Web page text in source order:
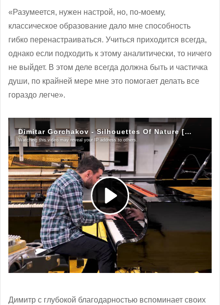
«Разумеется, нужен настрой, но, по-моему,
классическое образование дало мне способность
гибко перенастраиваться. Учиться приходится всегда,
однако если подходить к этому аналитически, то ничего
не выйдет. В этом деле всегда должна быть и частичка
души, по крайней мере мне это помогает делать все
гораздо легче».
Димитр с глубокой благодарностью вспоминает своих